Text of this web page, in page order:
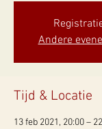
Andere
Tijd & Locatie
13 feb 2021, 20:00 –